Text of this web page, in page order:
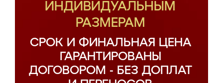
ИНДИВИДУАЛЬНЫМ
РАЗМЕРАМ
СРОК И ФИНАЛЬНАЯ ЦЕНА
ГАРАНТИРОВАНЫ
ДОГОВОРОМ - БЕЗ ДОПЛАТ